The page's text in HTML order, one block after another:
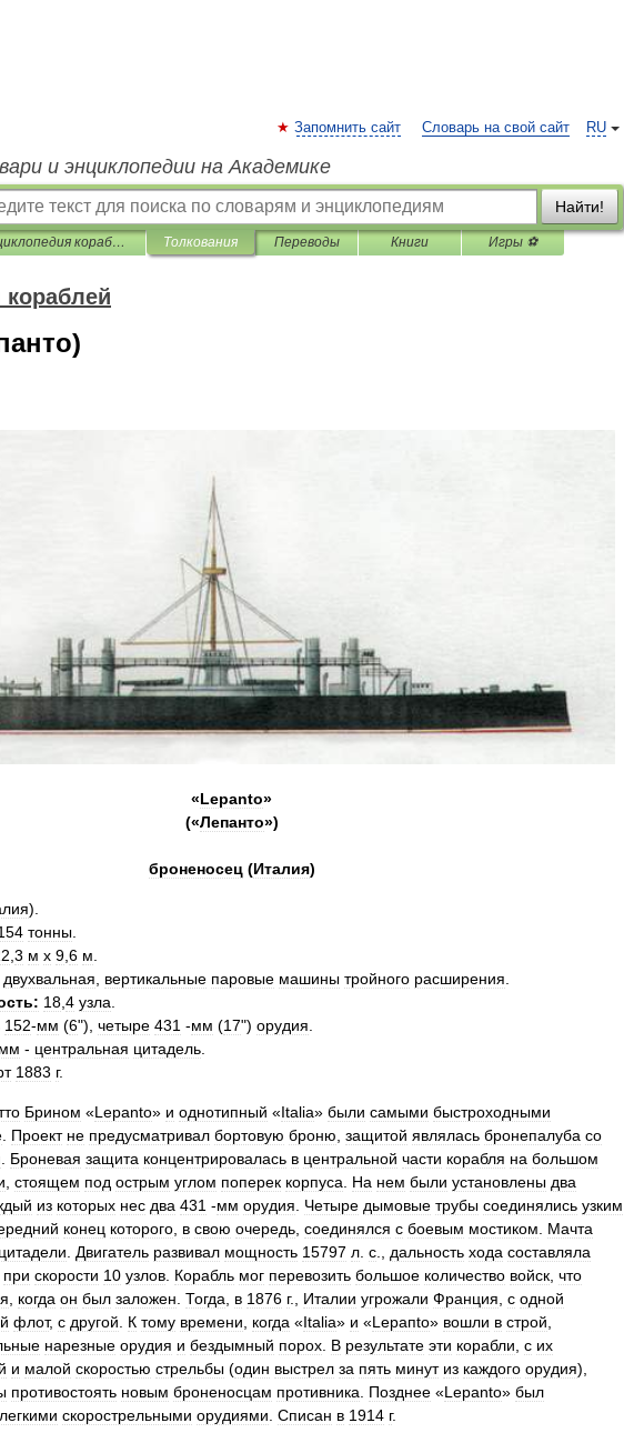
RU
Запомнить сайт Словарь на свой сайт
и энциклопедии на Академике
Найти!
Энциклопедия кораблей Толкования Переводы Книги Игры ⚽
«Lepanto»
(«Лепанто»)
броненосец(Италия)
).
тонны
3 м х 9 6 м
двухвальная вертикальные паровые машины тройного расширения
18 4 узла
152-мм (6"), четыре 431 -мм (17") орудия
мм - центральная цитадель
1883 г.
Брином «Lepanto» и однотипный «Italia» были самыми быстроходными
Проект не предусматривал бортовую броню защитой являлась бронепалуба со
Броневая защита концентрировалась в центральной части корабля на большом
стоящем под острым углом поперек корпуса На нем были установлены два
из которых нес два 431 -мм орудия Четыре дымовые трубы соединялись узким
конец которого в свою очередь соединялся с боевым мостиком
Мачта
цитадели Двигатель развивал мощность 15797 л с дальность хода составляла
при скорости 10 узлов Корабль мог перевозить большое количество войск что
когда он был заложен Тогда в 1876 г., Италии угрожали Франция с одной
флот, с другой К тому времени когда «Italia» и «Lерапtо» вошли в строй
нарезные орудия и бездымный порох В результате эти корабли с их
и малой скоростью стрельбы (один выстрел за пять минут из каждого орудия),
противостоять новым броненосцам противника Позднее «Lepanto» был
легкими скорострельными орудиями Списан в 1914 г.